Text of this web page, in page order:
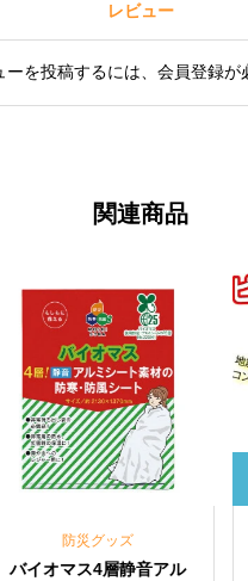
レビュー
ーを投稿するには、会員登録が
関連商品
ル
ピオマここだよラ
在庫切れ